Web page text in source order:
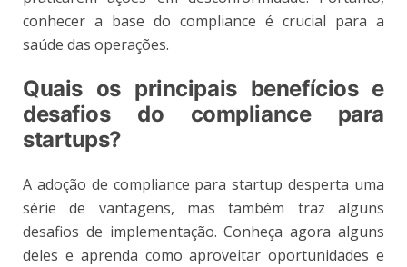
conhecer a base do compliance é crucial para a
saúde das operações.
Quais os principais benefícios e
desafios do compliance para
startups?
A adoção de compliance para startup desperta uma
série de vantagens, mas também traz alguns
desafios de implementação. Conheça agora alguns
deles e aprenda como aproveitar oportunidades e